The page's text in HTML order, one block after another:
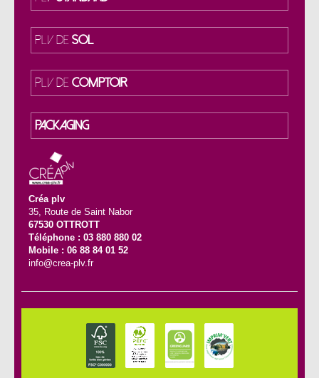
PLV DESOL
PLV DECOMPTOIR
PACKAGING
Créa plv
35, Route de Saint Nabor
67530 OTTROTT
Téléphone : 03 880 880 02
Mobile : 06 88 84 01 52
info@crea-plv.fr